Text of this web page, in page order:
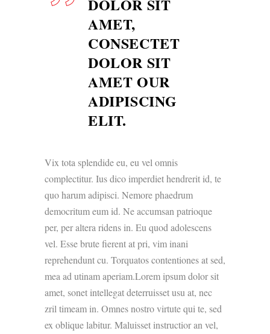
DOLOR SIT
AMET,
CONSECTET
DOLOR SIT
AMET OUR
ADIPISCING
ELIT.
Vix tota splendide eu, eu vel omnis
complectitur. Ius dico imperdiet hendrerit id, te
quo harum adipisci. Nemore phaedrum
democritum eum id. Ne accumsan patrioque
per, per altera ridens in. Eu quod adolescens
vel. Esse brute fierent at pri, vim inani
reprehendunt cu. Torquatos contentiones at sed,
mea ad utinam aperiam.Lorem ipsum dolor sit
amet, sonet intellegat deterruisset usu at, nec
zril timeam in. Omnes nostro virtute qui te, sed
ex oblique labitur. Maluisset instructior an vel,